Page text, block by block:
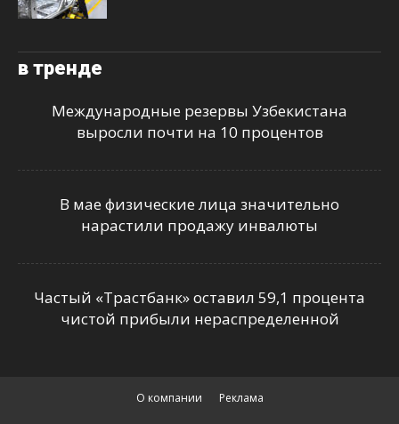
в тренде
Международные резервы Узбекистана
выросли почти на 10 процентов
В мае физические лица значительно
нарастили продажу инвалюты
Частый «Трастбанк» оставил 59,1 процента
чистой прибыли нераспределенной
О компании Реклама